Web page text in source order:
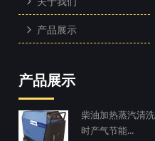
产品展示
产品展示
柴油加热蒸汽清
时产气节能...